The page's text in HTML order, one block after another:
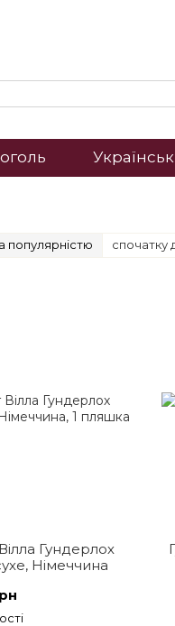
популярністю
Гундерлох
Німеччина